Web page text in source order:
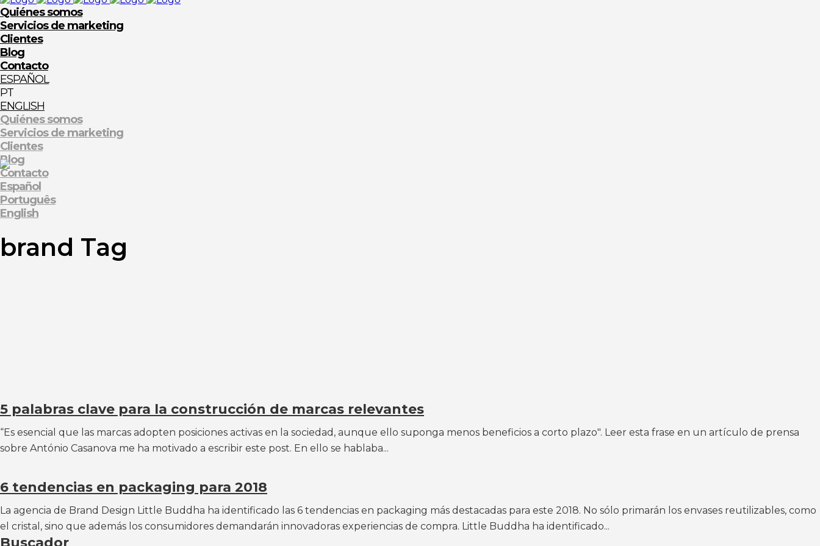
Quiénes somos
Servicios de marketing
Clientes
Blog
Contacto
ESPAÑOL
ENGLISH
Quiénes somos
Servicios de marketing
Clientes
Blog
Contacto
Español
Português
English
brand Tag
5 palabras clave para la construcción de marcas relevantes
“Es esencial que las marcas adopten posiciones activas en la sociedad, aunque ello suponga menos beneficios a corto plazo". Leer esta frase en un artículo de prensa
sobre António Casanova me ha motivado a escribir este post. En ello se hablaba...
6 tendencias en packaging para 2018
La agencia de Brand Design Little Buddha ha identificado las 6 tendencias en packaging más destacadas para este 2018. No sólo primarán los envases reutilizables, como
el cristal, sino que además los consumidores demandarán innovadoras experiencias de compra. Little Buddha ha identificado...
Buscador